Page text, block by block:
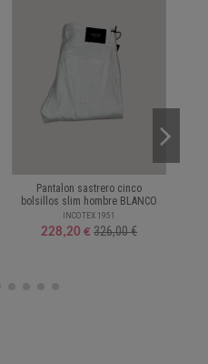
Pantalon sastrero cinco
bolsillos slim hombre BLANCO
INCOTEX 1951
228,20 € 326,00 €